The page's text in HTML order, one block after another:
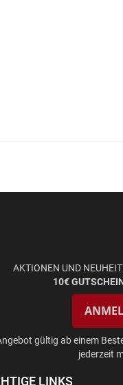
AKTIONEN UND
10€
gültig ab einem
jederzeit
LINKS